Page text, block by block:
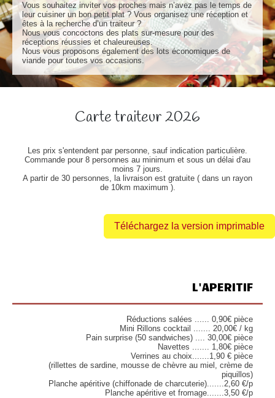
Vous souhaitez inviter vos proches mais n’avez pas le temps de
leur cuisiner un bon petit plat ? Vous organisez une réception et
êtes à la recherche d’un traiteur ?
Nous vous concoctons des plats sur-mesure pour des
réceptions réussies et chaleureuses.
Nous vous proposons également des lots économiques de
viande pour toutes vos occasions.
Carte traiteur 2026
Les prix s'entendent par personne, sauf indication particulière.
Commande pour 8 personnes au minimum et sous un délai d'au
moins 7 jours.
A partir de 30 personnes, la livraison est gratuite ( dans un rayon
de 10km maximum ).
Téléchargez la version imprimable
L'APERITIF
Réductions salées ...... 0,90€ pièce
Mini Rillons cocktail ....... 20,00€ / kg
Pain surprise (50 sandwiches) .... 30,00€ pièce
Navettes ....... 1,80€ pièce
Verrines au choix.......1,90 € pièce
(rillettes de sardine, mousse de chèvre au miel, crème de
piquillos)
Planche apéritive (chiffonade de charcuterie).......2,60 €/p
Planche apéritive et fromage.......3,50 €/p